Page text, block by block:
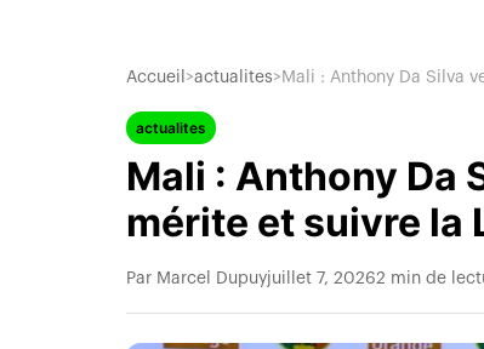
Accueil >actualites> Mali : Anthony Da Silva
actualites
Mali : Anthony Da
mérite et suivre la
Par Marcel Dupuyjuillet 7, 20262 min de